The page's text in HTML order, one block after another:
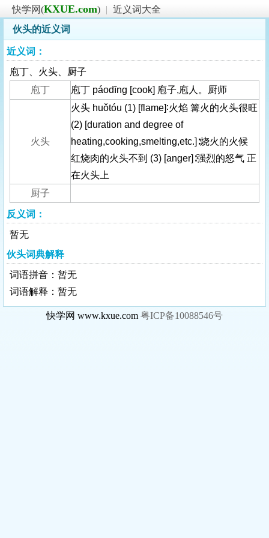
快学网(KXUE.com) | 近义词大全
伙头的近义词
近义词：
庖丁、火头、厨子
庖丁
庖丁 páodīng [cook] 庖子,庖人。厨师
火头
火头 huǒtóu (1) [flame]∶火焰 篝火的火头很旺
(2) [duration and degree of
heating,cooking,smelting,etc.]∶烧火的火候
红烧肉的火头不到 (3) [anger]∶强烈的怒气 正
在火头上
厨子
反义词：
暂无
伙头词典解释
词语拼音：暂无
词语解释：暂无
快学网 www.kxue.com 粤ICP备10088546号